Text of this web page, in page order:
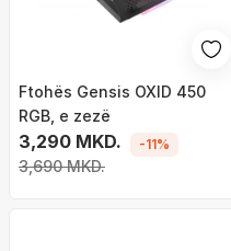
Ftohës Gensis OXID 450
RGB, e zezë
3,290 MKD.
3,690 MKD.
-11%